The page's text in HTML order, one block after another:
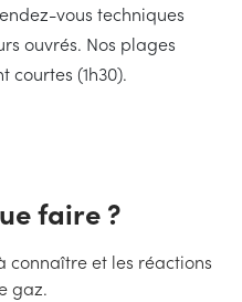
vous techniques
ouvrés. Nos plages
courtes (1h30).
faire ?
connaître et les réactions
gaz.